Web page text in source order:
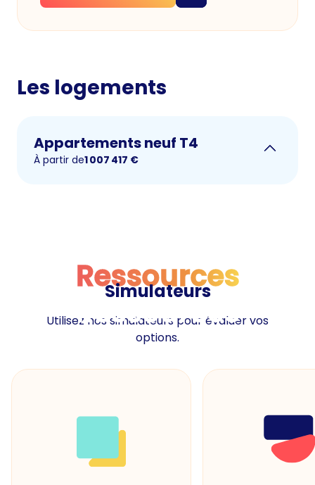
Les logements
Appartements neuf T4
À partir de1 007 417 €
Ressources
Ressources
Simulateurs
Utilisez nos simulateurs pour évaluer vos
options.